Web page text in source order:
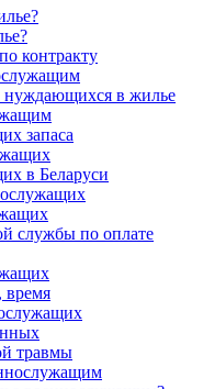
контракту
в жилье
запаса
в Беларуси
службы по оплате
время
травмы